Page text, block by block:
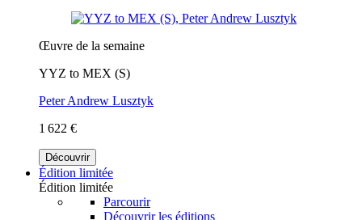
Œuvre de la semaine
YYZ to MEX (S)
Peter Andrew Lusztyk
1 622 €
Découvrir
Édition limitée
Édition limitée
Parcourir
Découvrir les éditions